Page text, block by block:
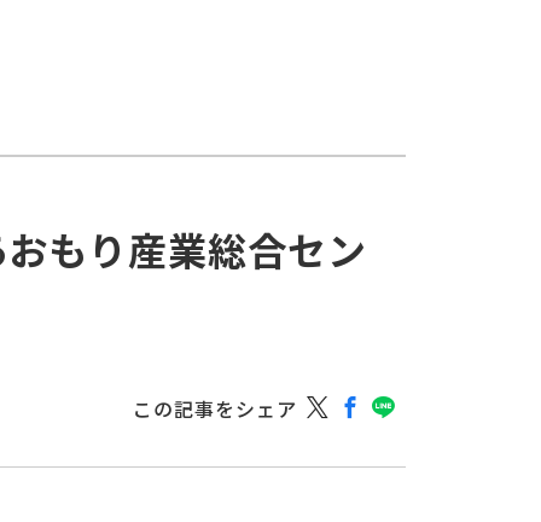
もり産業総合セン
この記事をシェア